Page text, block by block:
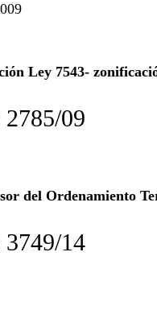
Ley 7543-
09
del Ordenamiento
3749/14